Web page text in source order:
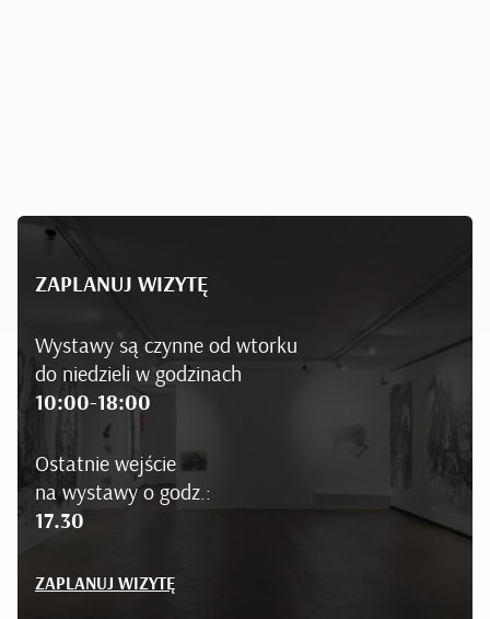
ZAPLANUJ WIZYTĘ
Wystawy są czynne od wtorku
do niedzieli w godzinach
10:00-18:00
Ostatnie wejście
na wystawy o godz.:
17.30
ZAPLANUJ WIZYTĘ